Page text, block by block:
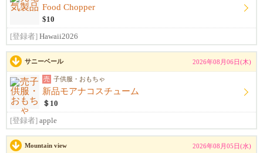
Food Chopper
$10
[登録者] Hawaii2026
サニーベール 2026年08月06日(木)
売 子供服・おもちゃ
新品モアナコスチューム
＄10
[登録者] apple
Mountain view 2026年08月05日(水)